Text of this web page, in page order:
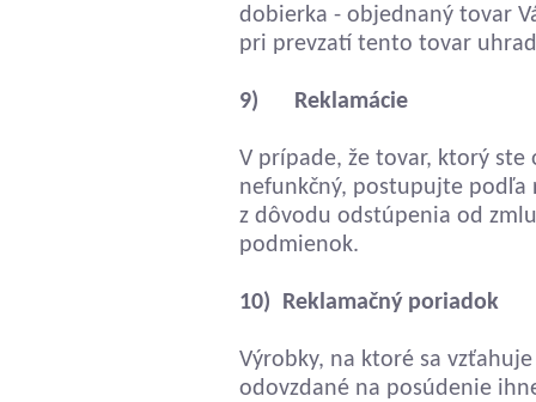
dobierka - objednaný tovar
pri prevzatí tento tovar
9) Reklamácie
V prípade, že tovar, ktorý
nefunkčný, postupujte
z dôvodu odstúpenia od
podmienok.
10) Reklamačný poriadok
Výrobky, na ktoré sa
odovzdané na posúdenie